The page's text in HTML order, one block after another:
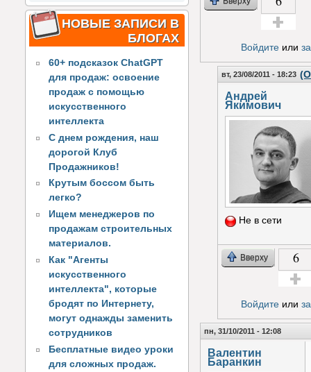
НОВЫЕ ЗАПИСИ В
БЛОГАХ
60+ подсказок ChatGPT
для продаж: освоение
продаж с помощью
искусственного
интеллекта
С днем рождения, наш
дорогой Клуб
Продажников!
Крутым боссом быть
легко?
Ищем менеджеров по
продажам строительных
материалов.
Как "Агенты
искусственного
интеллекта", которые
бродят по Интернету,
могут однажды заменить
сотрудников
Бесплатные видео уроки
для сложных продаж.
Войдитеили
вт, 23/08/2011 - 18:23
Андрей
Якимович
Не в сети
Вверху 6
Войдитеили
пн, 31/10/2011 - 12:08
Валентин
Баранкин